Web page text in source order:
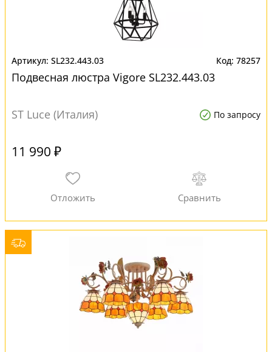
SL232.443.03 78257
Подвесная люстра Vigore SL232.443.03
ST Luce (Италия) По запросу
11 990 ₽